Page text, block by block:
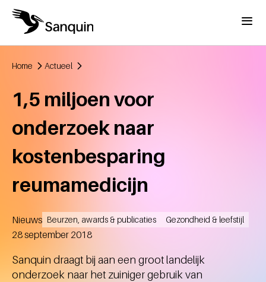
Overslaan en naar de inhoud gaan
Menu
Home Actueel
1,5 miljoen voor
onderzoek naar
kostenbesparing
reumamedicijn
Nieuws Beurzen, awards & publicaties Gezondheid & leefstijl
Aangemaakt
28 september 2018
Sanquin draagt bij aan een groot landelijk
onderzoek naar het zuiniger gebruik van